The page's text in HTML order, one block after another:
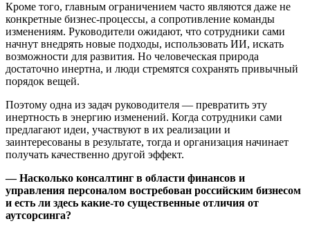
Кроме того, главным ограничением часто являются даже не
конкретные бизнес-процессы, а сопротивление команды
изменениям. Руководители ожидают, что сотрудники сами
начнут внедрять новые подходы, использовать ИИ, искать
возможности для развития. Но человеческая природа
достаточно инертна, и люди стремятся сохранять привычный
порядок вещей.
Поэтому одна из задач руководителя — превратить эту
инертность в энергию изменений. Когда сотрудники сами
предлагают идеи, участвуют в их реализации и
заинтересованы в результате, тогда и организация начинает
получать качественно другой эффект.
— Насколько консалтинг в области финансов и
управления персоналом востребован российским бизнесом
и есть ли здесь какие-то существенные отличия от
аутсорсинга?